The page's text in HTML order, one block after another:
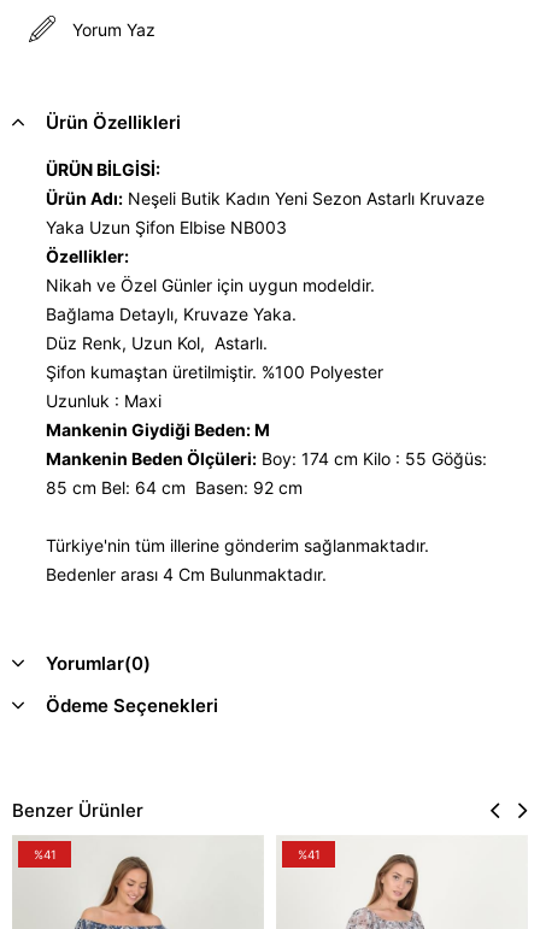
Yorum Yaz
Ürün Özellikleri
ÜRÜN BİLGİSİ:
Ürün Adı: Neşeli Butik Kadın Yeni Sezon Astarlı Kruvaze
Yaka Uzun Şifon Elbise NB003
Özellikler:
Nikah ve Özel Günler için uygun modeldir.
Bağlama Detaylı, Kruvaze Yaka.
Düz Renk, Uzun Kol, Astarlı.
Şifon kumaştan üretilmiştir. %100 Polyester
Uzunluk : Maxi
Mankenin Giydiği Beden: M
Mankenin Beden Ölçüleri: Boy: 174 cm Kilo : 55 Göğüs:
85 cm Bel: 64 cm Basen: 92 cm
Türkiye'nin tüm illerine gönderim sağlanmaktadır.
Bedenler arası 4 Cm Bulunmaktadır.
Yorumlar(0)
Ödeme Seçenekleri
Benzer Ürünler
%41 %41